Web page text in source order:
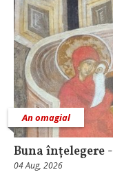
An omagial
Buna înțelegere
04 Aug, 2026